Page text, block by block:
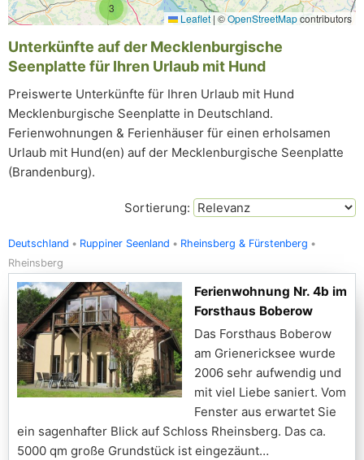
3
Leaflet | ©OpenStreetMapcontributors
Unterkünfte auf der Mecklenburgische
Seenplatte für Ihren Urlaub mit Hund
Preiswerte Unterkünfte für Ihren Urlaub mit Hund
Mecklenburgische Seenplatte in Deutschland.
Ferienwohnungen & Ferienhäuser für einen erholsamen
Urlaub mit Hund(en) auf der Mecklenburgische Seenplatte
(Brandenburg).
Sortierung:
Deutschland Ruppiner Seenland
Rheinsberg & Fürstenberg
Rheinsberg
Ferienwohnung Nr. 4b im
Forsthaus Boberow
Das Forsthaus Boberow
am Grienericksee wurde
2006 sehr aufwendig und
mit viel Liebe saniert. Vom
Fenster aus erwartet Sie
ein sagenhafter Blick auf Schloss Rheinsberg. Das ca.
5000 qm große Grundstück ist eingezäunt